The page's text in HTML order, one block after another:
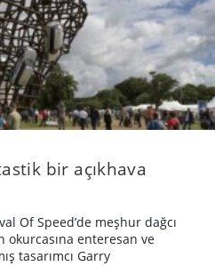
bir açıkhava
Of Speed’de meşhur dağcı
enteresan ve
tasarımcı Garry